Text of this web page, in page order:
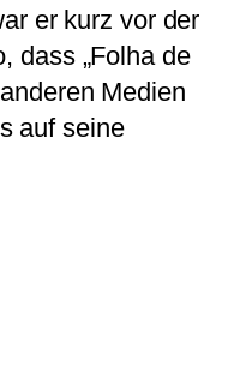
er kurz vor der
dass „Folha de
Medien
auf seine